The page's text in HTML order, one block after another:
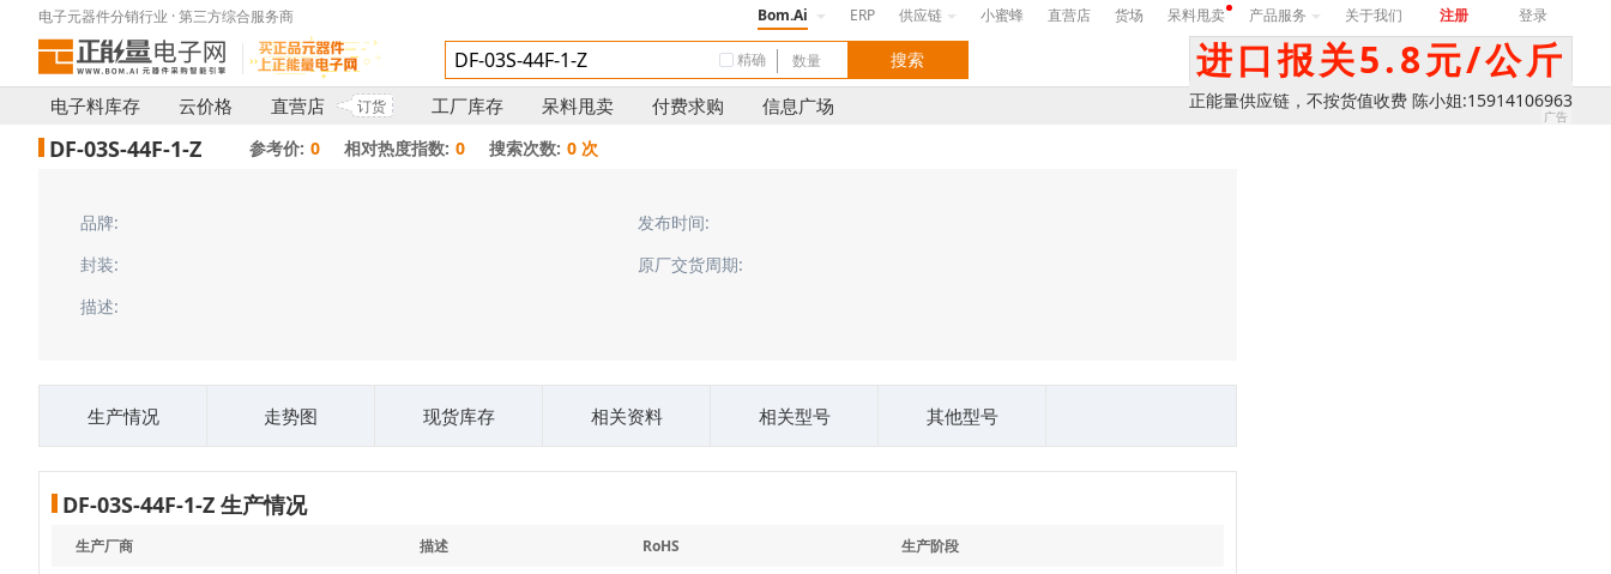
电子元器件分销行业 · 第三方综合服务商 Bom.Ai ERP 供应链 小蜜蜂 直营店 货场 呆料甩卖 产品服务 关于我们 注册 登录
精确 进口报关5.8元/公斤
正能量供应链，不按货值收费 陈小姐:15914106963
电子料库存 云价格 直营店 订货 工厂库存 呆料甩卖 付费求购 信息广场
DF-03S-44F-1-Z 参考价: 0 相对热度指数: 0 搜索次数: 0 次
品牌:
发布时间:
封装:
原厂交货周期:
描述:
生产情况 走势图 现货库存 相关资料 相关型号 其他型号
DF-03S-44F-1-Z 生产情况
生产厂商 描述 RoHS 生产阶段